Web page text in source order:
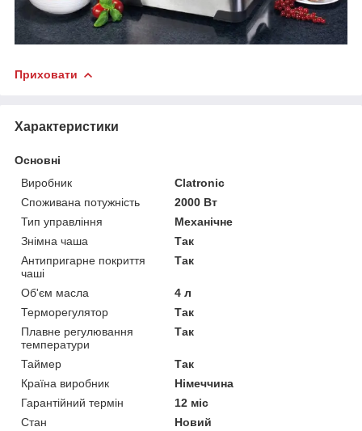
Приховати
Характеристики
Основні
Виробник
Clatronic
Споживана потужність
2000 Вт
Тип управління
Механічне
Знімна чаша
Так
Антипригарне покриття
чаші
Так
Об'єм масла
4 л
Терморегулятор
Так
Плавне регулювання
температури
Так
Таймер
Так
Країна виробник
Німеччина
Гарантійний термін
12 міс
Стан
Новий